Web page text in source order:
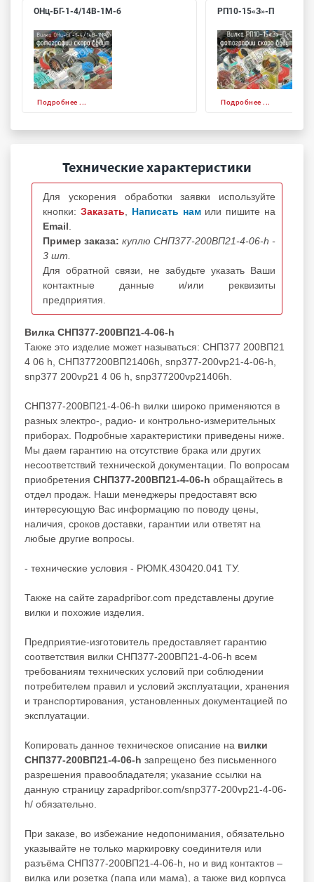
ОНц-БГ-1-4/14В-1М-б
Подробнее ...
РП10-15«З»-П
Подробнее ...
Технические характеристики
Для ускорения обработки заявки используйте
кнопки: Заказать Написать нам или пишите на
Email
Пример заказа: куплю СНП377-200ВП21-4-06-h -
3 шт.
Для обратной связи, не забудьте указать Ваши
контактные данные и/или реквизиты
предприятия.
Вилка СНП377-200ВП21-4-06-h
Также это изделие может называться: СНП377 200ВП21
4 06 h, СНП377200ВП21406h, snp377-200vp21-4-06-h,
snp377 200vp21 4 06 h, snp377200vp21406h.
СНП377-200ВП21-4-06-h вилки широко применяются в
разных электро-, радио- и контрольно-измерительных
приборах. Подробные характеристики приведены ниже.
Мы даем гарантию на отсутствие брака или других
несоответствий технической документации. По вопросам
приобретения СНП377-200ВП21-4-06-h обращайтесь в
отдел продаж. Наши менеджеры предоставят всю
интересующую Вас информацию по поводу цены,
наличия, сроков доставки, гарантии или ответят на
любые другие вопросы.
- технические условия - РЮМК.430420.041 ТУ.
Также на сайте zapadpribor.com представлены другие
вилки и похожие изделия.
Предприятие-изготовитель предоставляет гарантию
соответствия вилки СНП377-200ВП21-4-06-h всем
требованиям технических условий при соблюдении
потребителем правил и условий эксплуатации, хранения
и транспортирования, установленных документацией по
эксплуатации.
Копировать данное техническое описание на вилки
СНП377-200ВП21-4-06-h запрещено без письменного
разрешения правообладателя; указание ссылки на
данную страницу zapadpribor.com/snp377-200vp21-4-06-
h/ обязательно.
При заказе, во избежание недопонимания, обязательно
указывайте не только маркировку соединителя или
разъёма СНП377-200ВП21-4-06-h, но и вид контактов –
вилка или розетка (папа или мама), а также вид корпуса